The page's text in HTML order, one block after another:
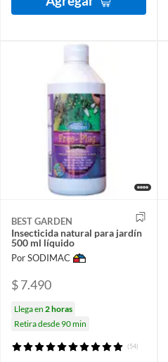
BEST GARDEN
Insecticida natural para jardín
500 ml líquido
Por SODIMAC
$ 7.490
Llega en 2 horas
Retira desde 90 min
(54)